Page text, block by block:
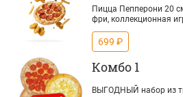
Пицца Пепперони 20
фри, коллекционная
699 ₽
Комбо 1
ВЫГОДНЫЙ набор из